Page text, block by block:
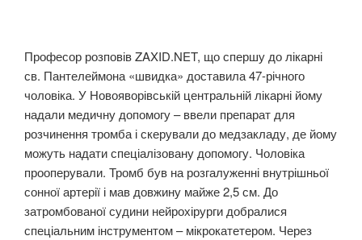
Професор розповів ZAXID.NET, що спершу до лікарні
св. Пантелеймона «швидка» доставила 47-річного
чоловіка. У Новояворівській центральній лікарні йому
надали медичну допомогу – ввели препарат для
розчинення тромба і скерували до медзакладу, де йому
можуть надати спеціалізовану допомогу. Чоловіка
прооперували. Тромб був на розгалуженні внутрішньої
сонної артерії і мав довжину майже 2,5 см. До
затромбованої судини нейрохірурги добралися
спеціальним інструментом – мікрокатетером. Через